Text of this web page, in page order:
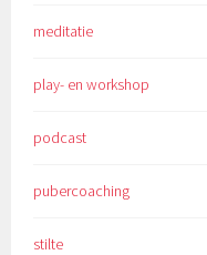
meditatie
play- en workshop
podcast
pubercoaching
stilte